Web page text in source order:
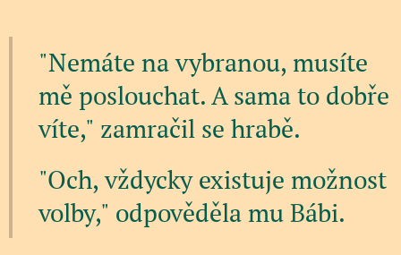
"Nemáte na vybranou, musíte
mě poslouchat. A sama to dobře
víte," zamračil se hrabě.
"Och, vždycky existuje možnost
volby," odpověděla mu Bábi.